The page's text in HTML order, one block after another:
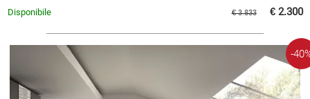
bimbi ...
€ 3.833 € 2.300
Disponibile
-